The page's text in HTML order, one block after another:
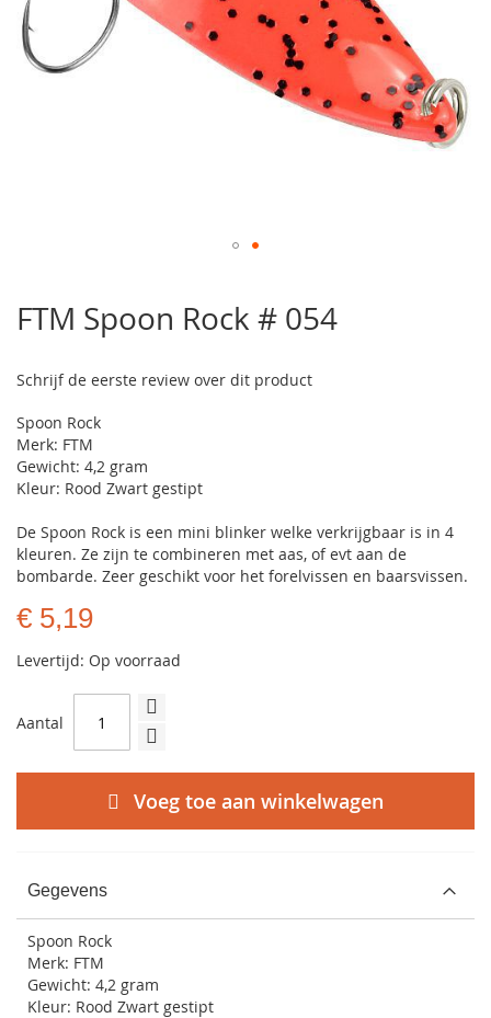
het
begin
de
gallerij
FTM Spoon Rock # 054
Schrijf de eerste review over dit product
Spoon Rock
Merk: FTM
Gewicht: 4,2 gram
Kleur: Rood Zwart gestipt
De Spoon Rock is een mini blinker welke verkrijgbaar is in 4
kleuren. Ze zijn te combineren met aas, of evt aan de
bombarde. Zeer geschikt voor het forelvissen en baarsvissen.
€ 5,19
Levertijd: Op voorraad
Aantal
Voeg toe aan winkelwagen
Gegevens
Spoon Rock
Merk: FTM
Gewicht: 4,2 gram
Kleur: Rood Zwart gestipt